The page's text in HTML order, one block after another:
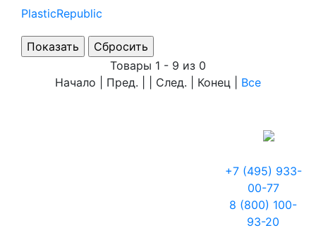
PlasticRepublic
Товары 1 - 9 из 0
Начало | Пред. | | След. | Конец
Все
+7 (495) 933-
00-77
8 (800) 100-
93-20